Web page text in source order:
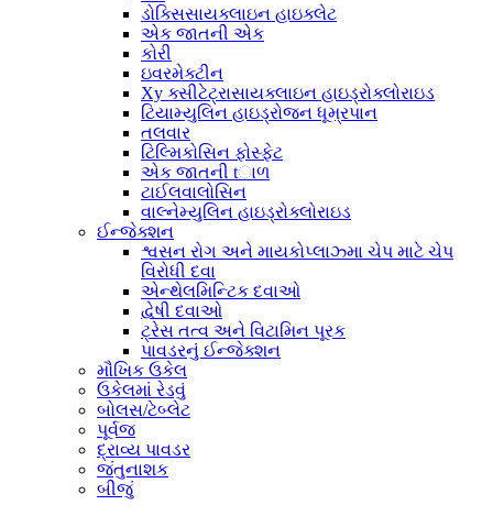
ડોક્સિસાયક્લાઇન હાઇક્લેટ
એક જાતની એક
કોરી
ઇવરમેક્ટીન
Xy ક્સીટેટ્રાસાયક્લાઇન હાઇડ્રોક્લોરાઇડ
ટિયામ્યુલિન હાઇડ્રોજન ધૂમ્રપાન
તલવાર
ટિલ્મિકોસિન ફોસ્ફેટ
એક જાતની tાળ
ટાઈલવાલોસિન
વાલ્નેમ્યુલિન હાઇડ્રોક્લોરાઇડ
ઈન્જેક્શન
શ્વસન રોગ અને માયકોપ્લાઝ્મા ચેપ માટે ચેપ
વિરોધી દવા
એન્થેલમિન્ટિક દવાઓ
દ્વેષી દવાઓ
ટ્રેસ તત્વ અને વિટામિન પૂરક
પાવડરનું ઈન્જેક્શન
મૌખિક ઉકેલ
ઉકેલમાં રેડવું
બોલસ/ટેબ્લેટ
પૂર્વજ
દ્રાવ્ય પાવડર
જંતુનાશક
બીજું